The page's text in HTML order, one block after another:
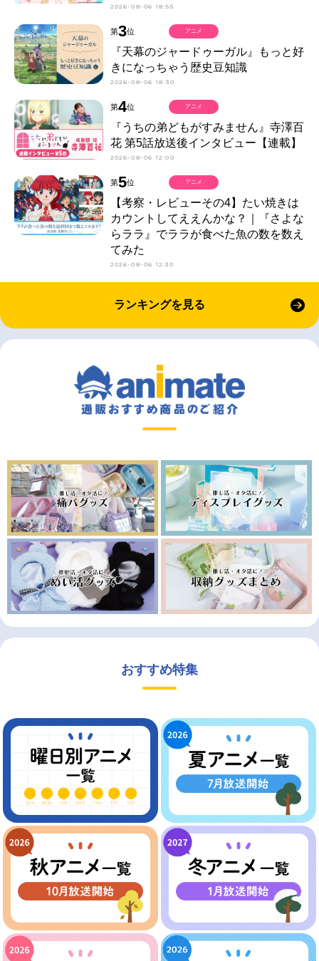
2026-08-06 18:55
第3位
『天幕のジャードゥーガル』もっと好
きになっちゃう歴史豆知識
2026-08-06 18:30
アニメ
第4位
『うちの弟どもがすみません』寺澤百
花 第5話放送後インタビュー【連載】
2026-08-06 12:00
アニメ
第5位
【考察・レビューその4】たい焼きは
カウントしてええんかな？｜『さよな
らララ』でララが食べた魚の数を数え
てみた
2026-08-06 12:30
アニメ
ランキングを見る
おすすめ特集